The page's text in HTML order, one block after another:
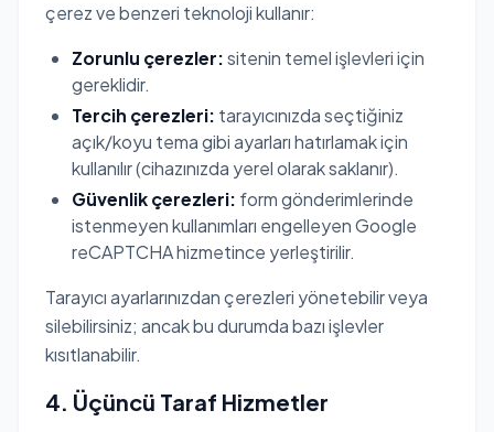
çerez ve benzeri teknoloji kullanır:
Zorunlu çerezler:sitenin temel işlevleri için
gereklidir.
Tercih çerezleri: tarayıcınızda seçtiğiniz
açık/koyu tema gibi ayarları hatırlamak için
kullanılır (cihazınızda yerel olarak saklanır).
Güvenlik çerezleri: form gönderimlerinde
istenmeyen kullanımları engelleyen Google
reCAPTCHA hizmetince yerleştirilir.
Tarayıcı ayarlarınızdan çerezleri yönetebilir veya
silebilirsiniz; ancak bu durumda bazı işlevler
kısıtlanabilir.
4. Üçüncü Taraf Hizmetler